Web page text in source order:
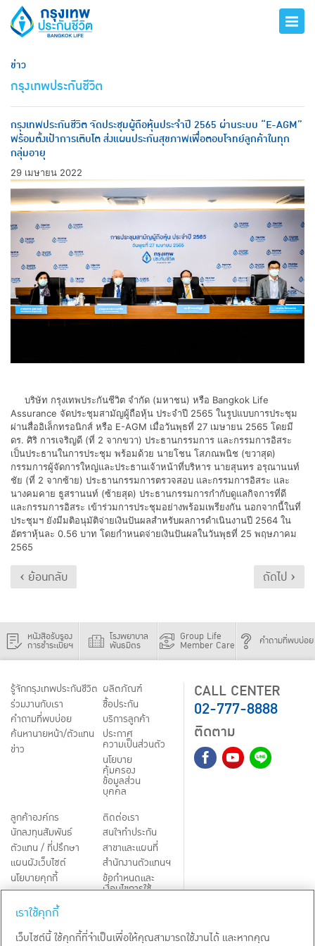
ข่าว
กรุงเทพประกันชีวิต
กรุงเทพประกันชีวิต จัดประชุมผู้ถือหุ้นประจำปี 2565 ผ่านระบบ “E-AGM”
พร้อมตั้งเป้าการเติบโต ส่งแผนประกันสุขภาพเพื่อตอบโจทย์ลูกค้าในทุก
กลุ่มอายุ
29 เมษายน 2022
บริษัท กรุงเทพประกันชีวิต จำกัด (มหาชน) หรือ Bangkok Life
Assurance จัดประชุมสามัญผู้ถือหุ้น ประจำปี 2565 ในรูปแบบการประชุม
ผ่านสื่ออิเล็กทรอนิกส์ หรือ E-AGM เมื่อวันพุธที่ 27 เมษายน 2565 โดยมี
ดร. ศิริ การเจริญดี (ที่ 2 จากขวา) ประธานกรรมการ และกรรมการอิสระ
เป็นประธานในการประชุม พร้อมด้วย นายโชน โสภณพนิช (ขวาสุด)
กรรมการผู้จัดการใหญ่และประธานเจ้าหน้าที่บริหาร นายสุนทร อรุณานนท์
ชัย (ที่ 2 จากซ้าย) ประธานกรรมการตรวจสอบ และกรรมการอิสระ และ
นางคมคาย ธูสรานนท์ (ซ้ายสุด) ประธานกรรมการกำกับดูแลกิจการที่ดี
และกรรมการอิสระ เข้าร่วมการประชุมอย่างพร้อมเพรียงกัน นอกจากนี้ในที่
ประชุมฯ ยังมีมติอนุมัติจ่ายเงินปันผลสำหรับผลการดำเนินงานปี 2564 ใน
อัตราหุ้นละ 0.56 บาท โดยกำหนดจ่ายเงินปันผลในวันพุธที่ 25 พฤษภาคม
2565
‹ ย้อนกลับ ถัดไป ›
หนังสือรับรอง
การชำระเบี้ยฯ
โรงพยาบาล
พันธมิตร
Group Life
Member Care คำถามที่พบบ่อย
รู้จักกรุงเทพประกันชีวิต
ร่วมงานกับเรา
คำถามที่พบบ่อย
ค้นหานายหน้า/ตัวแทน
ข่าว
ผลิตภัณฑ์
ชื้อประกัน
บริการลูกค้า
ประกาศ
ความเป็นส่วนตัว
นโยบาย
คุ้มครอง
ข้อมูลส่วน
บุคคล
ลูกค้าองค์กร
นักลงทุนสัมพันธ์
ตัวแทน / ที่ปรึกษา
แผนผังเว็บไซต์
นโยบายคุกกี้
Third-Party Notices
ติดต่อเรา
สนใจทำประกัน
สาขาและแผนที่
สำนักงานตัวแทนฯ
ข้อกำหนดและ
เงื่อนไขการใช้
CALL CENTER
02-777-8888
ติดตาม
TH EN
เราใช้คุกกี้
เว็บไซต์นี้ ใช้คุกกี้ที่จำเป็นเพื่อให้คุณสามารถใช้งานได้ และหากคุณ